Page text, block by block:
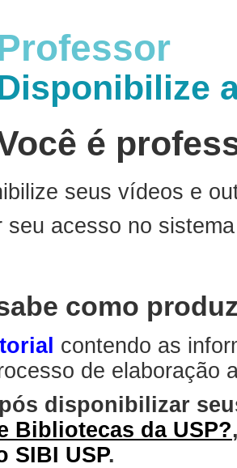
é
seus vídeos e
seu acesso no
como
contendo as
de elaboração
disponibilizar
Bibliotecas da USP?
SIBI USP.